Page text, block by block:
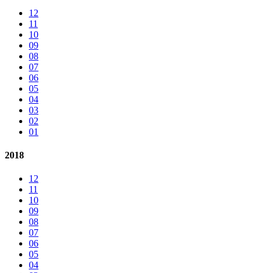
12
11
10
09
08
07
06
05
04
03
02
01
2018
12
11
10
09
08
07
06
05
04